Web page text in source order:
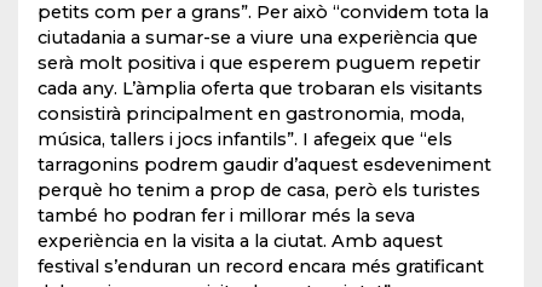
petits com per a grans”. Per això “convidem tota la
ciutadania a sumar-se a viure una experiència que
serà molt positiva i que esperem puguem repetir
cada any. L’àmplia oferta que trobaran els visitants
consistirà principalment en gastronomia, moda,
música, tallers i jocs infantils”. I afegeix que “els
tarragonins podrem gaudir d’aquest esdeveniment
perquè ho tenim a prop de casa, però els turistes
també ho podran fer i millorar més la seva
experiència en la visita a la ciutat. Amb aquest
festival s’enduran un record encara més gratificant